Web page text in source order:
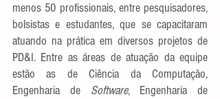
menos 50 profissionais, entre pesquisadores,
bolsistas e estudantes, que se capacitaram
atuando na prática em diversos projetos de
PD&I. Entre as áreas de atuação da equipe
estão as de Ciência da Computação,
Engenharia de Software, Engenharia de